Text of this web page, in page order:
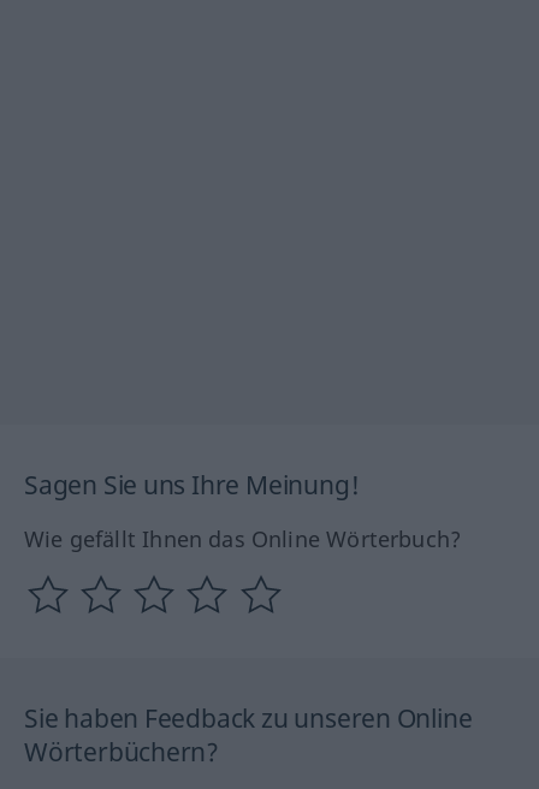
Sagen Sie uns Ihre Meinung!
Wie gefällt Ihnen das Online Wörterbuch?
Sie haben Feedback zu unseren Online
Wörterbüchern?